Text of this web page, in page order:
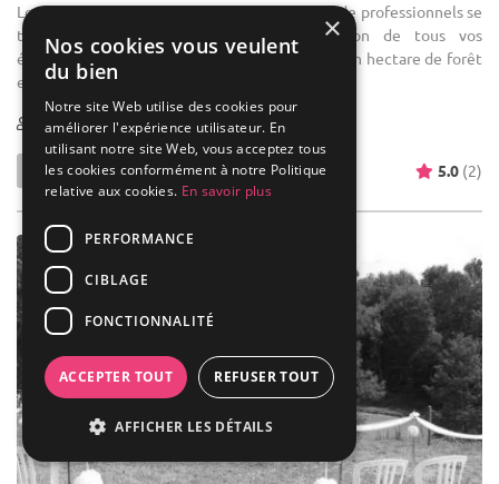
Location de salle de réception : Notre équipe de professionnels se
tient à votre disposition pour l'organisation de tous vos
événements : - Un domaine de 500m² bordé d'un hectare de forêt
et de ...
1-250 31 max
5.0 (2)
×
Nos cookies vous veulent
du bien
Notre site Web utilise des cookies pour
améliorer l'expérience utilisateur. En
utilisant notre site Web, vous acceptez tous
les cookies conformément à notre Politique
relative aux cookies. En savoir plus
PERFORMANCE
CIBLAGE
FONCTIONNALITÉ
ACCEPTER TOUT REFUSER TOUT
AFFICHER LES DÉTAILS